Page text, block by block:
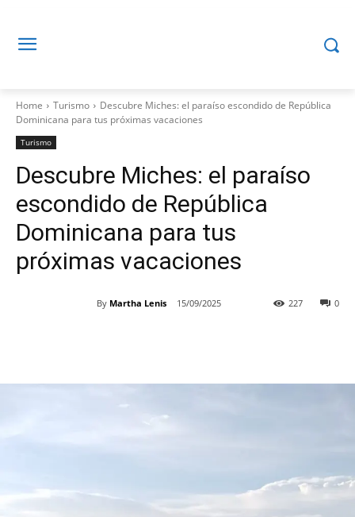
Home Turismo
Descubre Miches: el paraíso escondido de República
Dominicana para tus próximas vacaciones
Turismo
Descubre Miches: el paraíso
escondido de República
Dominicana para tus
próximas vacaciones
By Martha Lenis 15/09/2025 0
227